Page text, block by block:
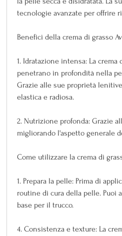
tecnologie avanzate per offrire
Benefici della crema di grasso
1. Idratazione intensa: La
penetrano in profondità nella
Grazie alle sue proprietà
elastica e radiosa.
2. Nutrizione profonda: Grazie
migliorando l'aspetto generale
Come utilizzare la crema di
1. Prepara la pelle: Prima di
routine di cura della pelle. Puoi
base per il trucco.
4. Consistenza e texture: La